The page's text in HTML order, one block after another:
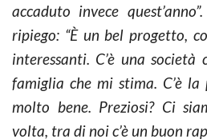
accaduto invece
ripiego: “È un bel progetto,
interessanti. C’è una società
famiglia che mi stima. C’è
molto bene. Preziosi? Ci
volta, tra di noi c’è un buon